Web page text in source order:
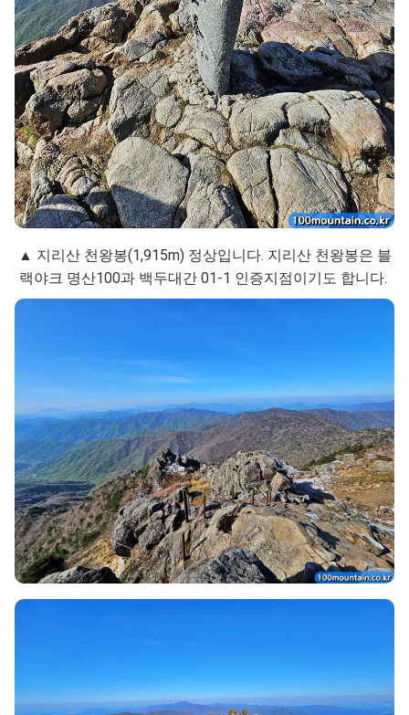
▲ 지리산 천왕봉(1,915m) 정상입니다. 지리산 천왕봉은 블
랙야크 명산100과 백두대간 01-1 인증지점이기도 합니다.